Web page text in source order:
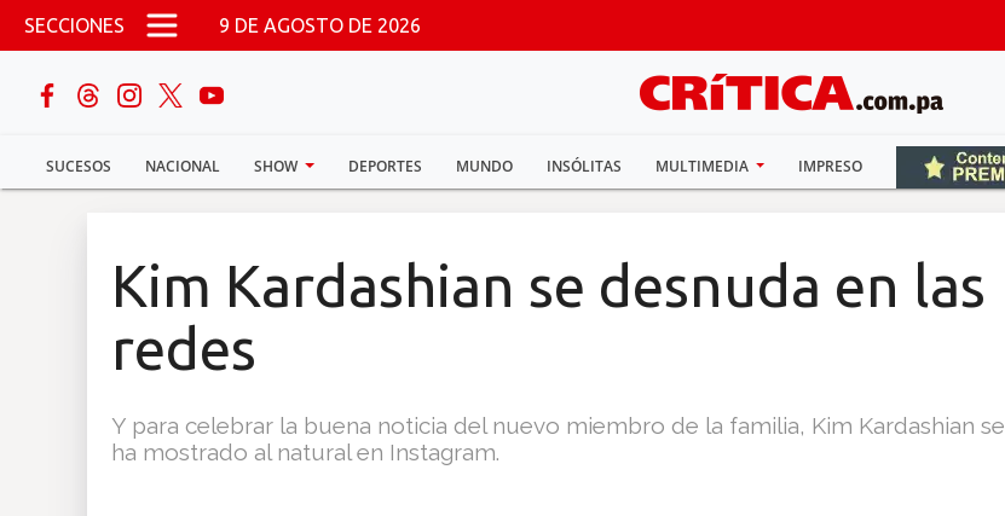
Pasar al contenido principal
SECCIONES 9 DE AGOSTO DE 2026
SUCESOS NACIONAL SHOW DEPORTES MUNDO INSÓLITAS MULTIMEDIA IMPRESO
buscar
Sucesos
Kim Kardashian se desnuda en las
redes
Y para celebrar la buena noticia del nuevo miembro de la familia, Kim Kardashian se
ha mostrado al natural en Instagram.